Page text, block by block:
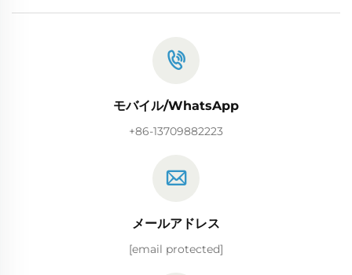
モバイル/WhatsApp
+86-13709882223
メールアドレス
[email protected]